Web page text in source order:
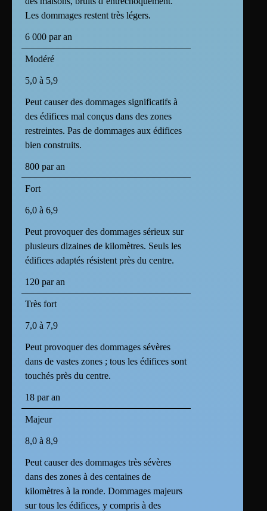
Les dommages restent très légers.
6 000 par an
Modéré
5,0 à 5,9
Peut causer des dommages significatifs à
des édifices mal conçus dans des zones
restreintes. Pas de dommages aux édifices
bien construits.
800 par an
Fort
6,0 à 6,9
Peut provoquer des dommages sérieux sur
plusieurs dizaines de kilomètres. Seuls les
édifices adaptés résistent près du centre.
120 par an
Très fort
7,0 à 7,9
Peut provoquer des dommages sévères
dans de vastes zones ; tous les édifices sont
touchés près du centre.
18 par an
Majeur
8,0 à 8,9
Peut causer des dommages très sévères
dans des zones à des centaines de
kilomètres à la ronde. Dommages majeurs
sur tous les édifices, y compris à des